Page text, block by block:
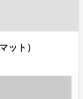
ット）